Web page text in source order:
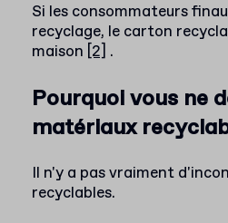
Si les consommateurs
recyclage, le carton
maison [2] .
Pourquoi vous ne
matériaux
Il n'y a pas vraiment
recyclables.